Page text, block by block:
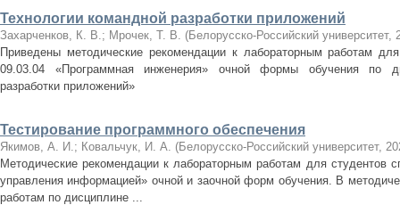
Технологии командной разработки приложений
Захарченков, К. В.; Мрочек, Т. В. (Белорусско-Российский университет,
Приведены методические рекомендации к лабораторным работам
09.03.04 «Программная инженерия» очной формы обучения по
разработки приложений»
Тестирование программного обеспечения
Якимов, А. И.; Ковальчук, И. А. (Белорусско-Российский университет,
Методические рекомендации к лабораторным работам для студентов
управления информацией» очной и заочной форм обучения. В
работам по дисциплине ...